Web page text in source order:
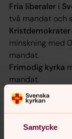
Samtycke
Fria liberaler i
två mandat och
Kristdemokrater
minskning med
mandat.
Frimodig kyrka
mandat.
Gröna Kristna
Alternativ för
Valresultat